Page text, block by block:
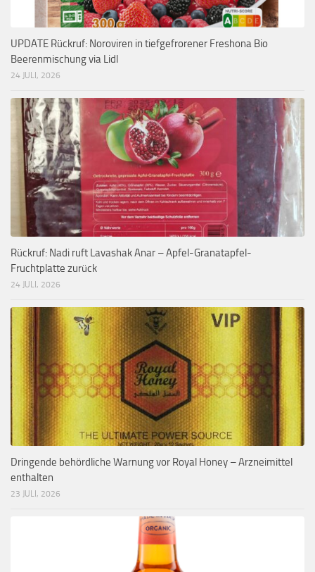
UPDATE Rückruf: Noroviren in tiefgefrorener Freshona Bio
Beerenmischung via Lidl
24 JULI, 2026
Rückruf: Nadi ruft Lavashak Anar – Apfel-Granatapfel-
Fruchtplatte zurück
24 JULI, 2026
Dringende behördliche Warnung vor Royal Honey – Arzneimittel
enthalten
23 JULI, 2026